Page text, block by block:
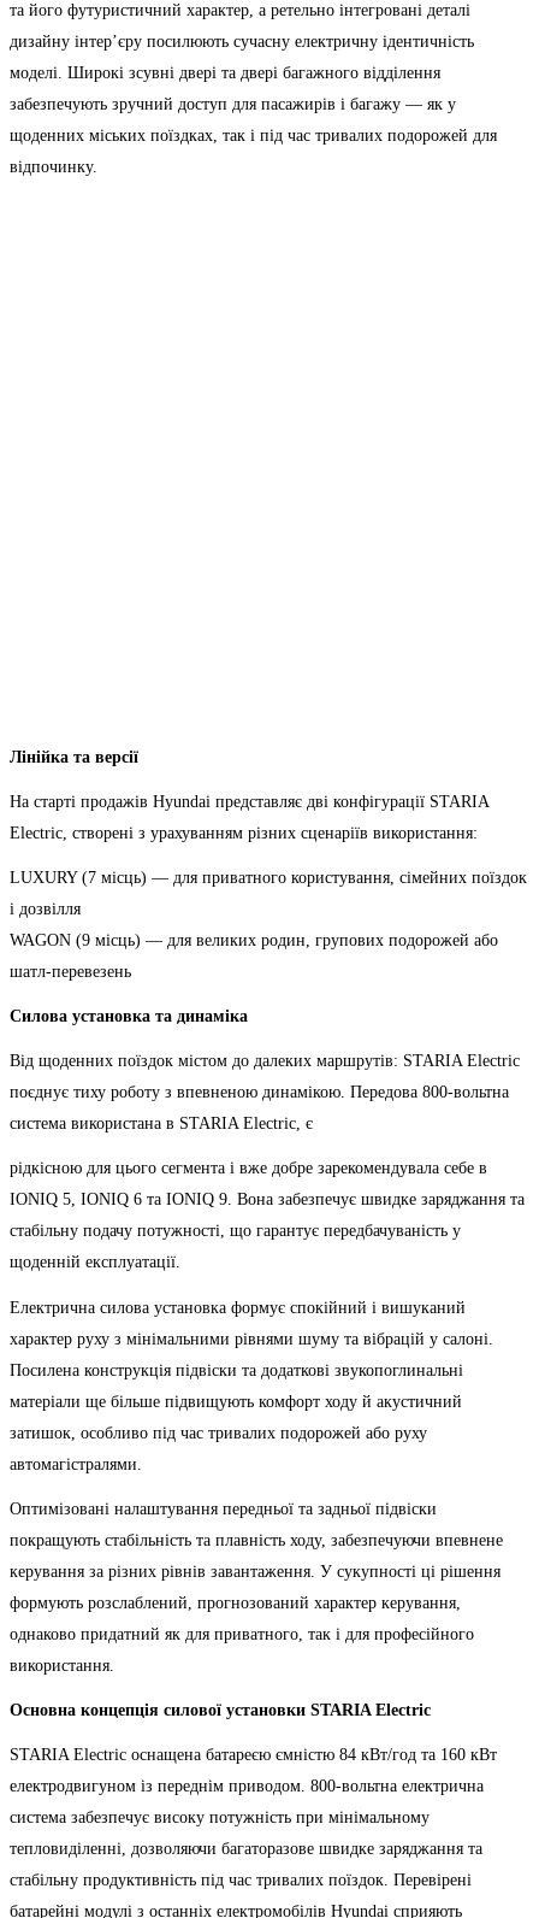
та його футуристичний характер, а ретельно інтегровані деталі
дизайну інтер’єру посилюють сучасну електричну ідентичність
моделі. Широкі зсувні двері та двері багажного відділення
забезпечують зручний доступ для пасажирів і багажу — як у
щоденних міських поїздках, так і під час тривалих подорожей для
відпочинку.
Лінійка та версії
На старті продажів Hyundai представляє дві конфігурації STARIA
Electric, створені з урахуванням різних сценаріїв використання:
LUXURY (7 місць) — для приватного користування, сімейних поїздок
і дозвілля
WAGON (9 місць) — для великих родин, групових подорожей або
шатл-перевезень
Силова установка та динаміка
Від щоденних поїздок містом до далеких маршрутів: STARIA Electric
поєднує тиху роботу з впевненою динамікою. Передова 800-вольтна
система використана в STARIA Electric, є
рідкісною для цього сегмента і вже добре зарекомендувала себе в
IONIQ 5, IONIQ 6 та IONIQ 9. Вона забезпечує швидке заряджання та
стабільну подачу потужності, що гарантує передбачуваність у
щоденній експлуатації.
Електрична силова установка формує спокійний і вишуканий
характер руху з мінімальними рівнями шуму та вібрацій у салоні.
Посилена конструкція підвіски та додаткові звукопоглинальні
матеріали ще більше підвищують комфорт ходу й акустичний
затишок, особливо під час тривалих подорожей або руху
автомагістралями.
Оптимізовані налаштування передньої та задньої підвіски
покращують стабільність та плавність ходу, забезпечуючи впевнене
керування за різних рівнів завантаження. У сукупності ці рішення
формують розслаблений, прогнозований характер керування,
однаково придатний як для приватного, так і для професійного
використання.
Основна концепція силової установки STARIA Electric
STARIA Electric оснащена батареєю ємністю 84 кВт/год та 160 кВт
електродвигуном із переднім приводом. 800-вольтна електрична
система забезпечує високу потужність при мінімальному
тепловиділенні, дозволяючи багаторазове швидке заряджання та
стабільну продуктивність під час тривалих поїздок. Перевірені
батарейні модулі з останніх електромобілів Hyundai сприяють